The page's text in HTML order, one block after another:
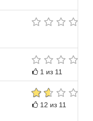
1 из 11
12 из 11